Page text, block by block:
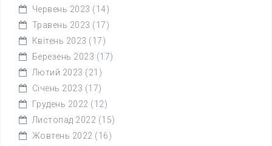
Червень 2023 (14)
Травень 2023 (17)
Квітень 2023 (17)
Березень 2023 (17)
Лютий 2023 (21)
Січень 2023 (17)
Грудень 2022 (12)
Листопад 2022 (15)
Жовтень 2022 (16)